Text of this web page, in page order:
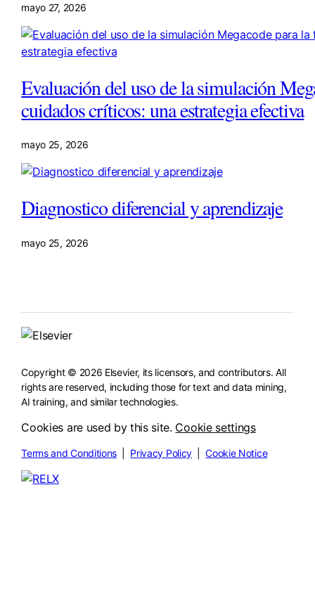
mayo 27, 2026
Evaluación del uso de la simulación
cuidados críticos: una estrategia efectiva
mayo 25, 2026
Diagnostico diferencial y aprendizaje
mayo 25, 2026
Copyright © 2026 Elsevier, its licensors, and contributors. All
rights are reserved, including those for text and data mining,
AI training, and similar technologies.
Cookies are used by this site. Cookie settings
Terms and Conditions Privacy Policy|Cookie Notice